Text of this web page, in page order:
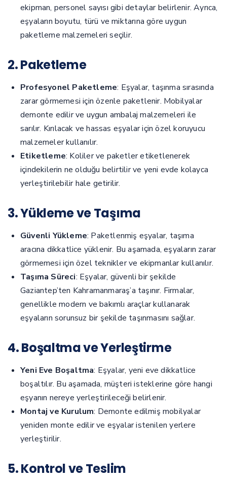
ekipman, personel sayısı gibi detaylar belirlenir. Ayrıca,
eşyaların boyutu, türü ve miktarına göre uygun
paketleme malzemeleri seçilir.
2. Paketleme
Profesyonel Paketleme: Eşyalar, taşınma sırasında
zarar görmemesi için özenle paketlenir. Mobilyalar
demonte edilir ve uygun ambalaj malzemeleri ile
sarılır. Kırılacak ve hassas eşyalar için özel koruyucu
malzemeler kullanılır.
Etiketleme: Koliler ve paketler etiketlenerek
içindekilerin ne olduğu belirtilir ve yeni evde kolayca
yerleştirilebilir hale getirilir.
3. Yükleme ve Taşıma
Güvenli Yükleme: Paketlenmiş eşyalar, taşıma
aracına dikkatlice yüklenir. Bu aşamada, eşyaların zarar
görmemesi için özel teknikler ve ekipmanlar kullanılır.
Taşıma Süreci: Eşyalar, güvenli bir şekilde
Gaziantep’ten Kahramanmaraş’a taşınır. Firmalar,
genellikle modern ve bakımlı araçlar kullanarak
eşyaların sorunsuz bir şekilde taşınmasını sağlar.
4. Boşaltma ve Yerleştirme
Yeni Eve Boşaltma: Eşyalar, yeni eve dikkatlice
boşaltılır. Bu aşamada, müşteri isteklerine göre hangi
eşyanın nereye yerleştirileceği belirlenir.
Montaj ve Kurulum: Demonte edilmiş mobilyalar
yeniden monte edilir ve eşyalar istenilen yerlere
yerleştirilir.
5. Kontrol ve Teslim